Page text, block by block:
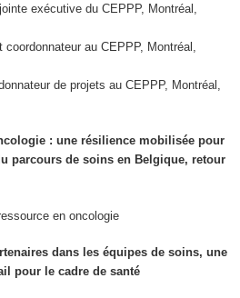
exécutive du CEPPP, Montréal,
au CEPPP, Montréal,
de projets au CEPPP, Montréal,
: une résilience mobilisée pour
parcours de soins en Belgique, retour
en oncologie
dans les équipes de soins, une
pour le cadre de santé